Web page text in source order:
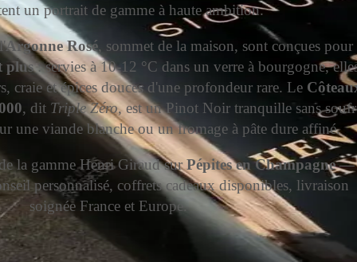
un portrait de gamme à haute ambition.
Argonne Rosé, sommet de la maison, sont conçues pour
plus: servies à 10-12 °C dans un verre à bourgogne,
craie et épices douces d'une profondeur rare. Le
, dit Triple Zéro, est un Pinot Noir tranquille sans
une viande blanche ou un fromage à pâte dure affiné.
la gamme Henri Giraud surPépites en Champagne—
personnalisé, coffrets cadeaux disponibles, livraison
soignée France et Europe.